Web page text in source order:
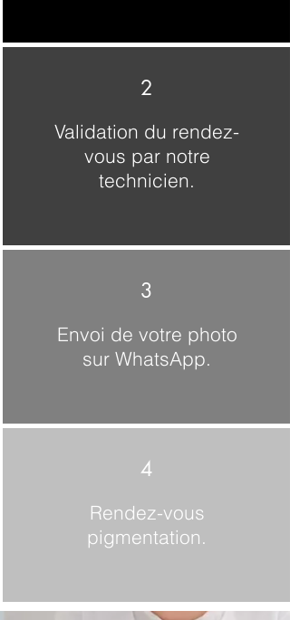
2
Validation du rendez-
vous par notre
technicien.
3
Envoi de votre photo
sur WhatsApp.
4
Rendez-vous
pigmentation.